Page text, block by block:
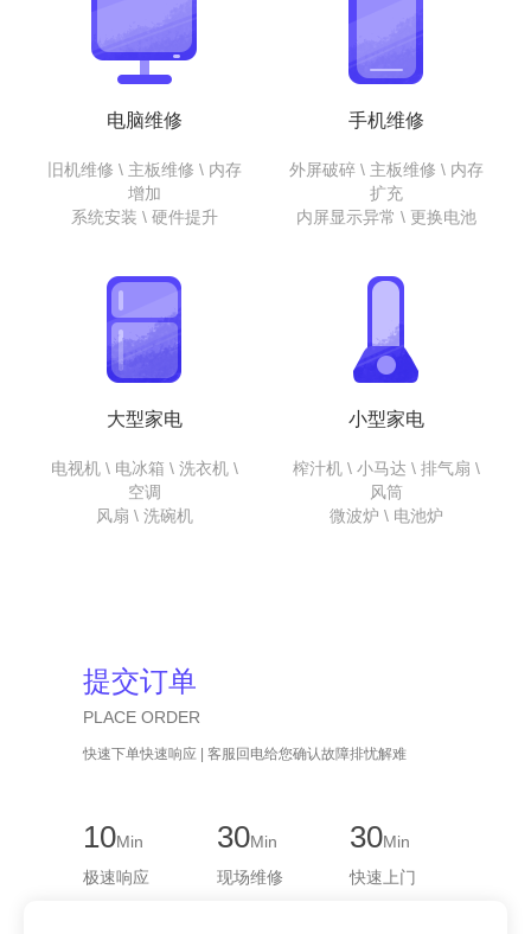
电脑维修
旧机维修 \ 主板维修 \ 内存
增加
系统安装 \ 硬件提升
手机维修
外屏破碎 \ 主板维修 \ 内存
扩充
内屏显示异常 \ 更换电池
大型家电
电视机 \ 电冰箱 \ 洗衣机 \
空调
风扇 \ 洗碗机
小型家电
榨汁机 \ 小马达 \ 排气扇 \
风筒
微波炉 \ 电池炉
提交订单
PLACE ORDER
快速下单快速响应 | 客服回电给您确认故障排忧解难
10Min
极速响应
30Min
现场维修
30Min
快速上门